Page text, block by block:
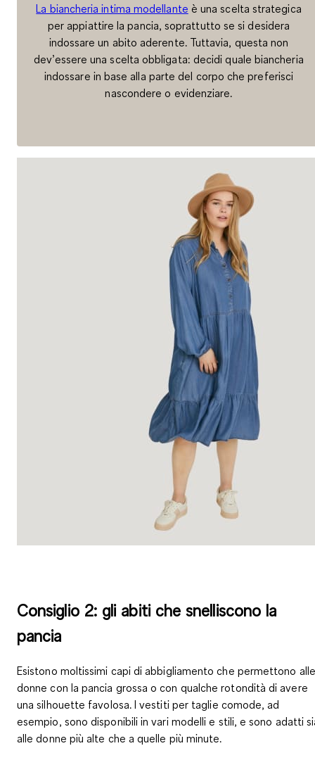
La biancheria intima modellante è una scelta strategica
per appiattire la pancia, soprattutto se si desidera
indossare un abito aderente. Tuttavia, questa non
dev’essere una scelta obbligata: decidi quale biancheria
indossare in base alla parte del corpo che preferisci
nascondere o evidenziare.
Consiglio 2: gli abiti che snelliscono la
pancia
Esistono moltissimi capi di abbigliamento che permettono alle
donne con la pancia grossa o con qualche rotondità diavere
una silhouette favolosa. I vestiti per taglie comode, ad
esempio, sono disponibili in vari modelli e stili, e sono adatti
alle donne più alte che a quelle più minute.